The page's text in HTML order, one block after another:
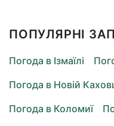
ПОПУЛЯРНІ
Погода в Ізмаїлі
Погода в Новій
Погода в Коломиї